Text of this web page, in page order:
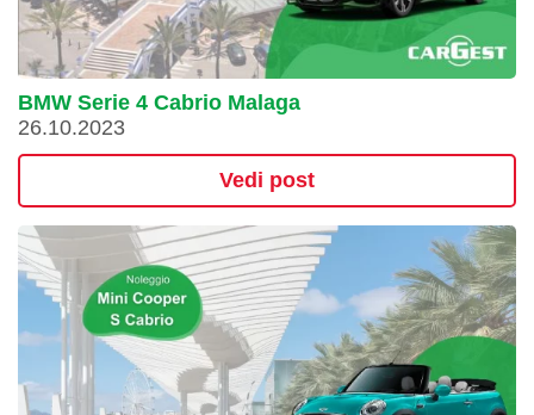
BMW Serie 4 Cabrio Malaga
26.10.2023
Vedi post